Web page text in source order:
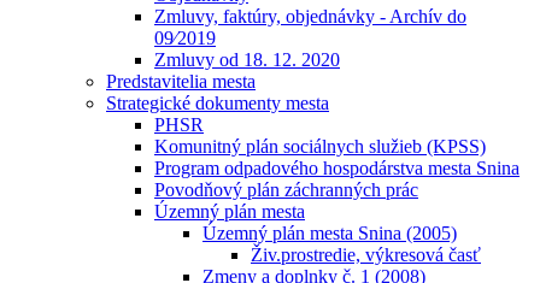
Zmluvy, faktúry, objednávky - Archív do
09⁄2019
Zmluvy od 18. 12. 2020
Predstavitelia mesta
Strategické dokumenty mesta
PHSR
Komunitný plán sociálnych služieb (KPSS)
Program odpadového hospodárstva mesta Snina
Povodňový plán záchranných prác
Územný plán mesta
Územný plán mesta Snina (2005)
Živ.prostredie, výkresová časť
Zmeny a doplnky č. 1 (2008)